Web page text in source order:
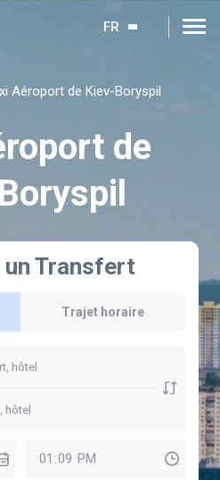
FR
Aéroport de Kiev-Boryspil
de
un Transfert
Trajet horaire